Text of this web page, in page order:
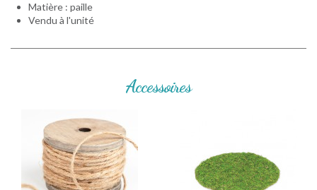
Matière : paille
Vendu à l'unité
Accessoires